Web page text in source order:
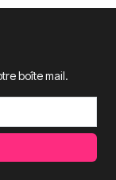
boîte mail.